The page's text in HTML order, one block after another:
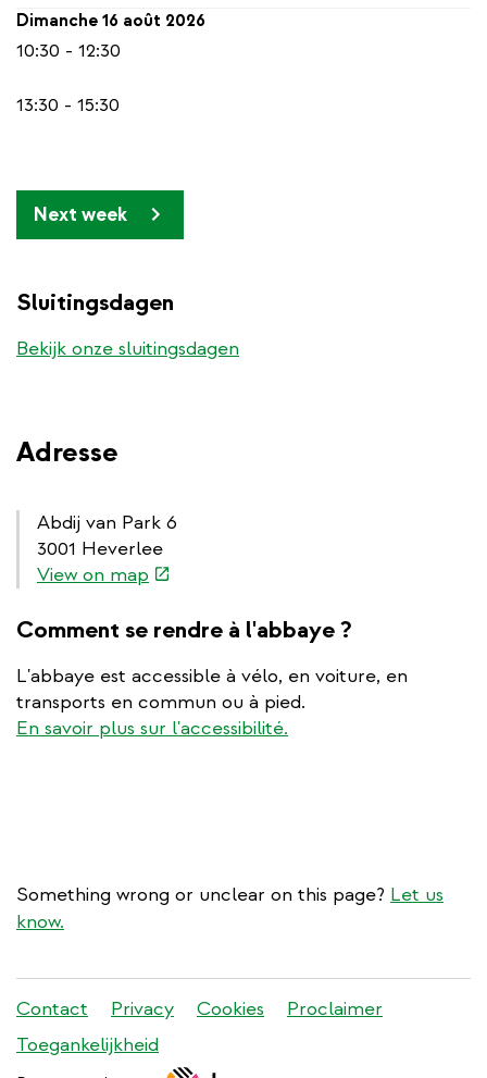
Dimanche 16 août 2026
10:30 - 12:30
13:30 - 15:30
Next week
Sluitingsdagen
Bekijk onze sluitingsdagen
Adresse
Abdij van Park 6
3001 Heverlee
View on map (link
external)
Comment se rendre à l'abbaye ?
L'abbaye est accessible à vélo, en voiture, en
transports en commun ou à pied.
En savoir plus sur l'accessibilité.
Something wrong or unclear on this page? Let us
know.
Stadleuven
footer
menu
Contact Privacy Cookies
Proclaimer
Toegankelijkheid